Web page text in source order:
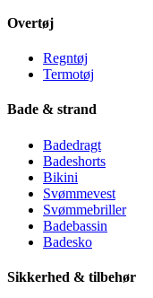
Overtøj
Regntøj
Termotøj
Bade & strand
Badedragt
Badeshorts
Bikini
Svømmevest
Svømmebriller
Badebassin
Badesko
Sikkerhed & tilbehør